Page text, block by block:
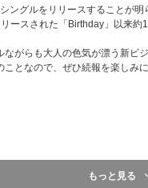
⑤団体ハートタッチ会
[当選人数] 東京・大
[当選人数]
＜シリアルナンバー
②メンバー全員直筆
ングルをリリースすることが明
ースされた「Birthday」以来約
がらも大人の色気が漂う新ビ
となので、ぜひ続報を楽しみに
もっと見る